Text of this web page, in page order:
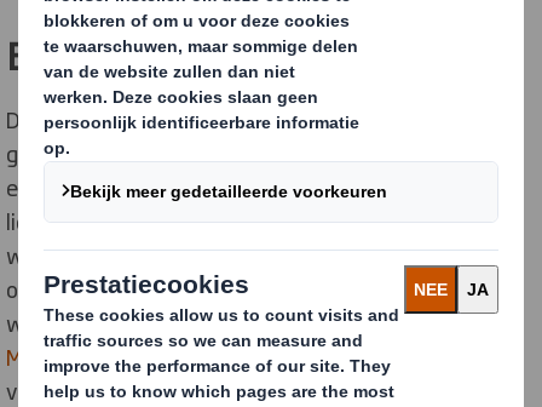
Ellen MacArthur Foundation
De Ellen MacArthur Foundation werd in 2010
gelanceerd met als doel de overgang naar de circulaire
economie te versnellen. Sinds de oprichting heeft de
liefdadigheidsinstelling zich ontpopt als een
wereldwijde thought leader, die de circulaire economie
op de agenda zet van besluitvormers over de hele
wereld. Lees hoeonze samenwerking met de Ellen
MacArthur Foundationonze circulaire economie
versnelt en innovatie in het hele bedrijf ondersteunt.